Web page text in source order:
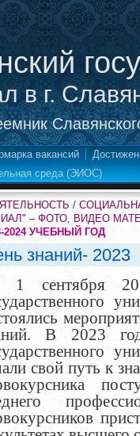
в г.
вакансий
среда (ЭИОС)
/
– ФОТО, ВИДЕО
2024 УЧЕБНЫЙ ГОД
знаний- 2023
1 сентября
В 2023
свой путь к